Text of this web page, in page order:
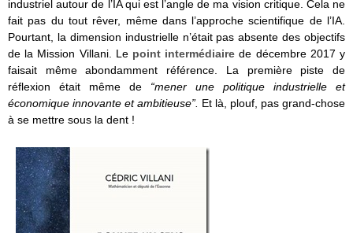
industriel autour de l’IA qui est l’angle de ma vision critique. Cela ne
fait pas du tout rêver, même dans l’approche scientifique de l’IA.
Pourtant, la dimension industrielle n’était pas absente des objectifs
de la Mission Villani. Le point intermédiaire de décembre 2017 y
faisait même abondamment référence. La première piste de
réflexion était même de “mener une politique industrielle et
économique innovante et ambitieuse”. Et là, plouf, pas grand-chose
à se mettre sous la dent !